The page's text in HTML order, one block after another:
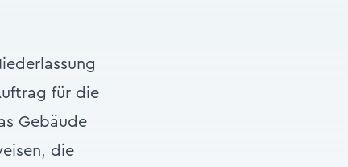
für die
Gebäude
die